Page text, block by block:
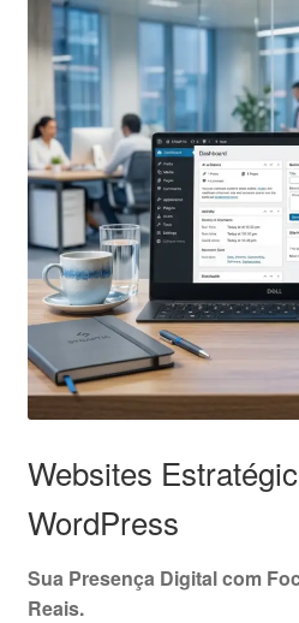
Websites
WordPress
Sua Presença Digital com
Reais.